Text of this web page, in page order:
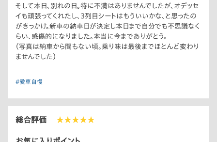
そして本日、別れの日。特に不満はありませんでしたが、オデッセ
イも頑張ってくれたし、3列目シートはもういいかな、と思ったの
がきっかけ。新車の納車日が決定し本日まで自分でも不思議なく
らい、感傷的になりました。本当に今までありがとう。
（写真は納車から間もない頃。乗り味は最後までほとんど変わり
ませんでした）
#愛車自慢
総合評価 ★★★★★